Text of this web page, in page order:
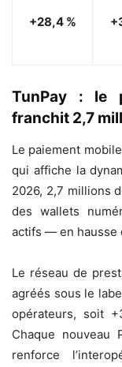
+28,4 %
TunPay : le
franchit 2,7
Le paiement
qui affiche la
2026, 2,7 millions
des wallets
actifs — en hausse
Le réseau de
agréés sous le
opérateurs, soit
Chaque nouveau
renforce